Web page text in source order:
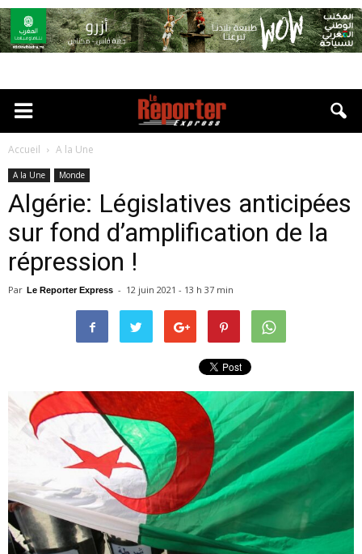
Accueil A la Une
A la Une Monde
Algérie: Législatives anticipées
sur fond d’amplification de la
répression !
Par Le Reporter Express - 12 juin 2021 - 13 h 37 min